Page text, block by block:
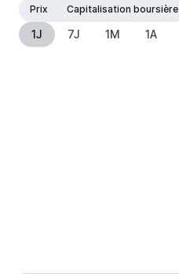
Prix
Capitalisation boursière
1J 7J 1M 1A